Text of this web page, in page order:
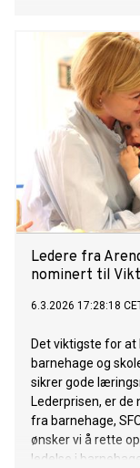
Ledere fra
nominert til
6.3.2026 17:28:18
Det viktigste for at
barnehage og
sikrer gode
Lederprisen, er
fra barnehage,
ønsker vi å rette
ledelse i